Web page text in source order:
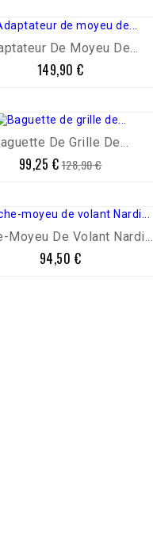
De Moyeu De...
Prix
149,90 €
De Grille De...
Prix
99,25 € Prix
de
128,90 €
Moyeu De Volant Nardi...
Prix
94,50 €